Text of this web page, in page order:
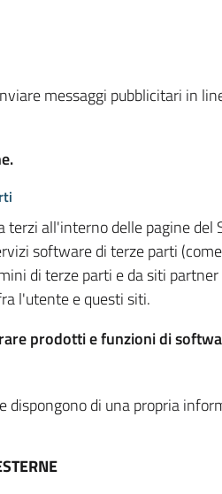
messaggi pubblicitari in
all'interno delle pagine
software di terze parti
di terze parti e da siti
l'utente e questi siti.
prodotti e funzioni di
di una propria